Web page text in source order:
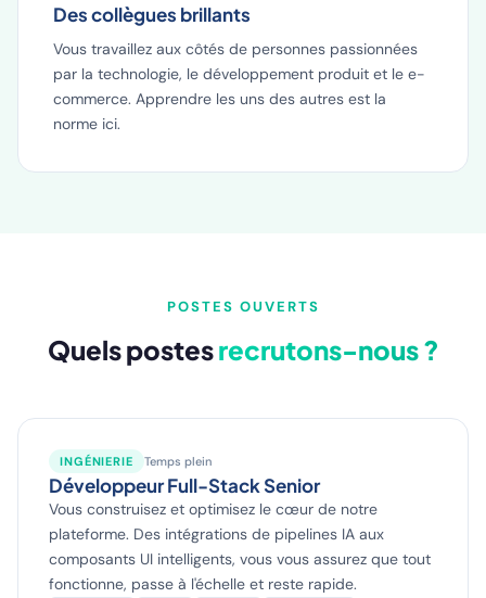
Des collègues brillants
Vous travaillez aux côtés de personnes passionnées
par la technologie, le développement produit et le e-
commerce. Apprendre les uns des autres est la
norme ici.
POSTES OUVERTS
Quels postesrecrutons-nous ?
INGÉNIERIE Temps plein
Développeur Full-Stack Senior
Vous construisez et optimisez le cœur de notre
plateforme. Des intégrations de pipelines IA aux
composants UI intelligents, vous vous assurez que tout
fonctionne, passe à l'échelle et reste rapide.